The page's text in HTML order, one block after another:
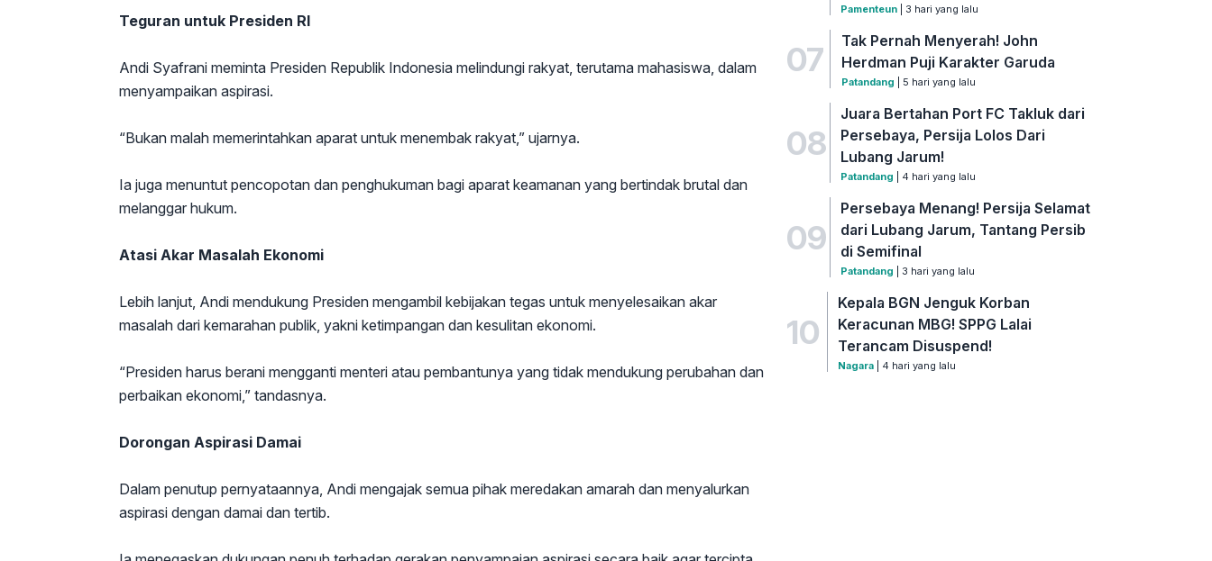
Teguran untuk Presiden RI
Andi Syafrani meminta Presiden Republik Indonesia melindungi rakyat, terutama mahasiswa, dalam
menyampaikan aspirasi.
“Bukan malah memerintahkan aparat untuk menembak rakyat,” ujarnya.
Ia juga menuntut pencopotan dan penghukuman bagi aparat keamanan yang bertindak brutal dan
melanggar hukum.
Atasi Akar Masalah Ekonomi
Lebih lanjut, Andi mendukung Presiden mengambil kebijakan tegas untuk menyelesaikan akar
masalah dari kemarahan publik, yakni ketimpangan dan kesulitan ekonomi.
“Presiden harus berani mengganti menteri atau pembantunya yang tidak mendukung perubahan dan
perbaikan ekonomi,” tandasnya.
Dorongan Aspirasi Damai
Dalam penutup pernyataannya, Andi mengajak semua pihak meredakan amarah dan menyalurkan
aspirasi dengan damai dan tertib.
Pamenteun | 3 hari yang lalu
07
Tak Pernah Menyerah! John
Herdman Puji Karakter Garuda
Patandang | 5 hari yang lalu
08
Juara Bertahan Port FC Takluk dari
Persebaya, Persija Lolos Dari
Lubang Jarum!
Patandang | 4 hari yang lalu
09
Persebaya Menang! Persija Selamat
dari Lubang Jarum, Tantang Persib
di Semifinal
Patandang | 3 hari yang lalu
10
Kepala BGN Jenguk Korban
Keracunan MBG! SPPG Lalai
Terancam Disuspend!
Nagara | 4 hari yang lalu